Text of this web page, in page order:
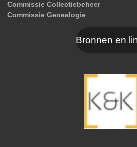
Commissie Collectiebeheer
Commissie Genealogie
Bronnen en